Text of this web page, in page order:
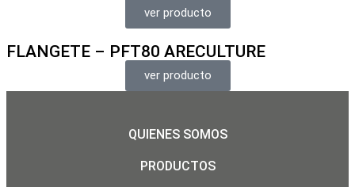
ver producto
FLANGETE – PFT80 ARECULTURE
ver producto
QUIENES SOMOS
PRODUCTOS